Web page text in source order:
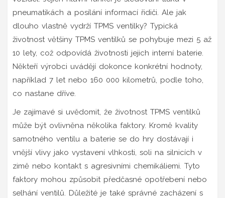
pneumatikách a posílání informací řidiči. Ale jak
dlouho vlastně vydrží TPMS ventilky? Typická
životnost většiny TPMS ventilků se pohybuje mezi 5 až
10 lety, což odpovídá životnosti jejich interní baterie.
Někteří výrobci uvádějí dokonce konkrétní hodnoty,
například 7 let nebo 160 000 kilometrů, podle toho,
co nastane dříve.
Je zajímavé si uvědomit, že životnost TPMS ventilků
může být ovlivněna několika faktory. Kromě kvality
samotného ventilu a baterie se do hry dostávají i
vnější vlivy jako vystavení vlhkosti, soli na silnicích v
zimě nebo kontakt s agresivními chemikáliemi. Tyto
faktory mohou způsobit předčasné opotřebení nebo
selhání ventilů. Důležité je také správné zacházení s